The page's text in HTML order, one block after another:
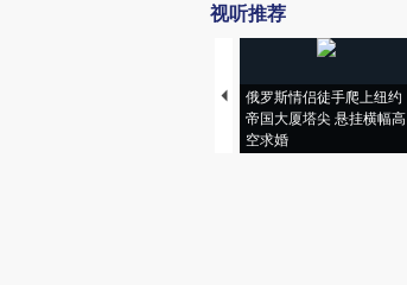
视听推荐
俄罗斯情侣徒手爬上纽约
帝国大厦塔尖 悬挂横幅高
空求婚